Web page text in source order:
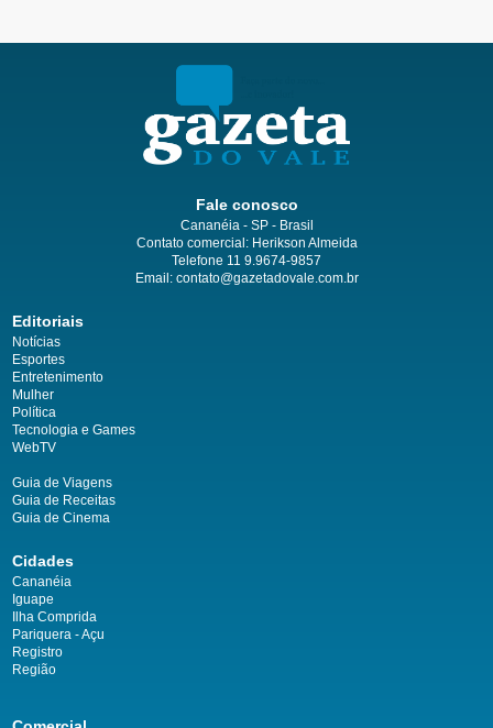
Fale conosco
Cananéia - SP - Brasil
Contato comercial: Herikson Almeida
Telefone 11 9.9674-9857
Email: contato@gazetadovale.com.br
Editoriais
Notícias
Esportes
Entretenimento
Mulher
Política
Tecnologia e Games
WebTV
Guia de Viagens
Guia de Receitas
Guia de Cinema
Cidades
Cananéia
Iguape
Ilha Comprida
Pariquera - Açu
Registro
Região